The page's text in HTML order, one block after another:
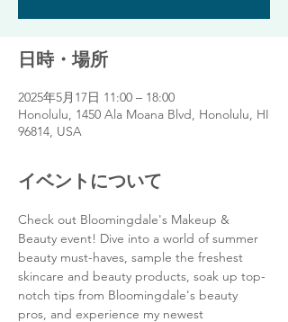
日時・場所
2025年5月17日 11:00 – 18:00
Honolulu, 1450 Ala Moana Blvd, Honolulu, HI
96814, USA
イベントについて
Check out Bloomingdale's Makeup &
Beauty event! Dive into a world of summer
beauty must-haves, sample the freshest
skincare and beauty products, soak up top-
notch tips from Bloomingdale's beauty
pros, and experience my newest